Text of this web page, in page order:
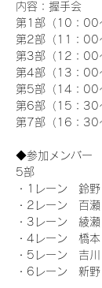
内容：握手会
第1部（10：00
第2部（11：00
第3部（12：00
第4部（13：00
第5部（14：00
第6部（15：30
第7部（16：30
◆参加メンバー
5部
・1レーン　鈴
・2レーン　百
・3レーン　綾
・4レーン　橋
・5レーン　吉
・6レーン　新